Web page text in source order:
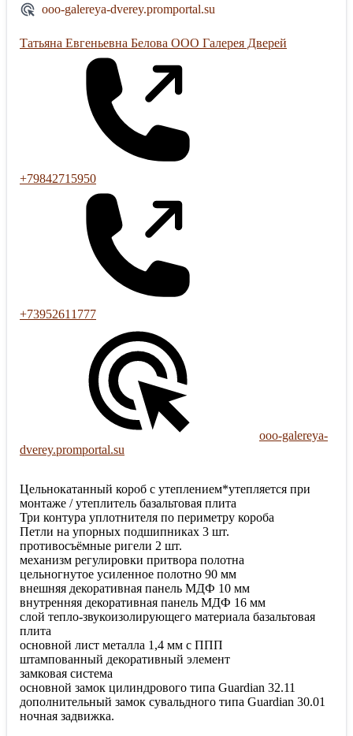
ooo-galereya-dverey.promportal.su
Татьяна Евгеньевна Белова ООО Галерея Дверей
+79842715950
+73952611777
ooo-galereya-
dverey.promportal.su
Цельнокатанный короб с утеплением*утепляется при
монтаже / утеплитель базальтовая плита
Три контура уплотнителя по периметру короба
Петли на упорных подшипниках 3 шт.
противосъёмные ригели 2 шт.
механизм регулировки притвора полотна
цельногнутое усиленное полотно 90 мм
внешняя декоративная панель МДФ 10 мм
внутренняя декоративная панель МДФ 16 мм
слой тепло-звукоизолирующего материала базальтовая
плита
основной лист металла 1,4 мм с ППП
штампованный декоративный элемент
замковая система
основной замок цилиндрового типа Guardian 32.11
дополнительный замок сувальдного типа Guardian 30.01
ночная задвижка.